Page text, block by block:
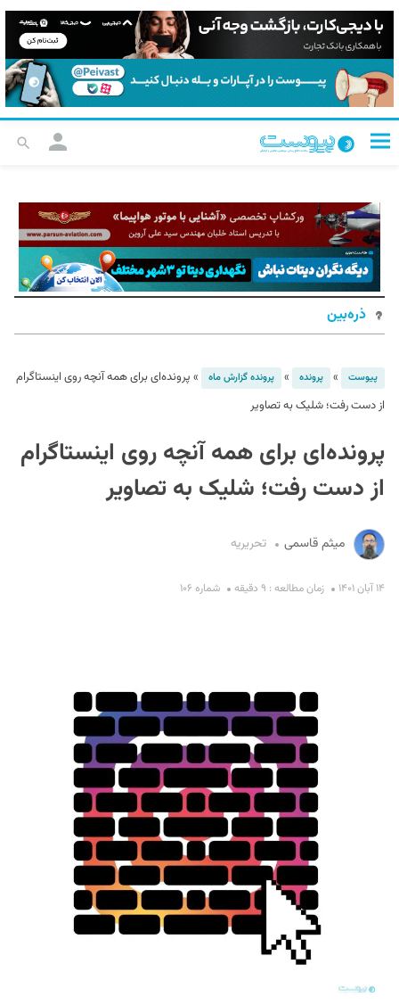
ذره‌بین
پیوست » پرونده » پرونده گزارش ماه » پرونده‌ای برای همه آنچه روی اینستاگرام
از دست رفت؛ شلیک به تصاویر
پرونده‌ای برای همه آنچه روی اینستاگرام
از دست رفت؛ شلیک به تصاویر
میثم قاسمی تحریریه
۱۴ آبان ۱۴۰۱ زمان مطالعه : ۹ دقیقه شماره ۱۰۶